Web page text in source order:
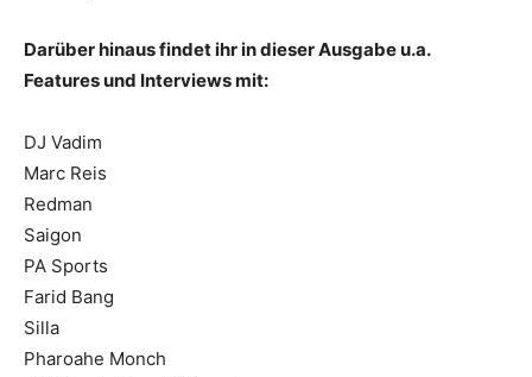
Darüber hinaus findet ihr in dieser Ausgabe u.a.
Features und Interviews mit:
DJ Vadim
Marc Reis
Redman
Saigon
PA Sports
Farid Bang
Silla
Pharoahe Monch